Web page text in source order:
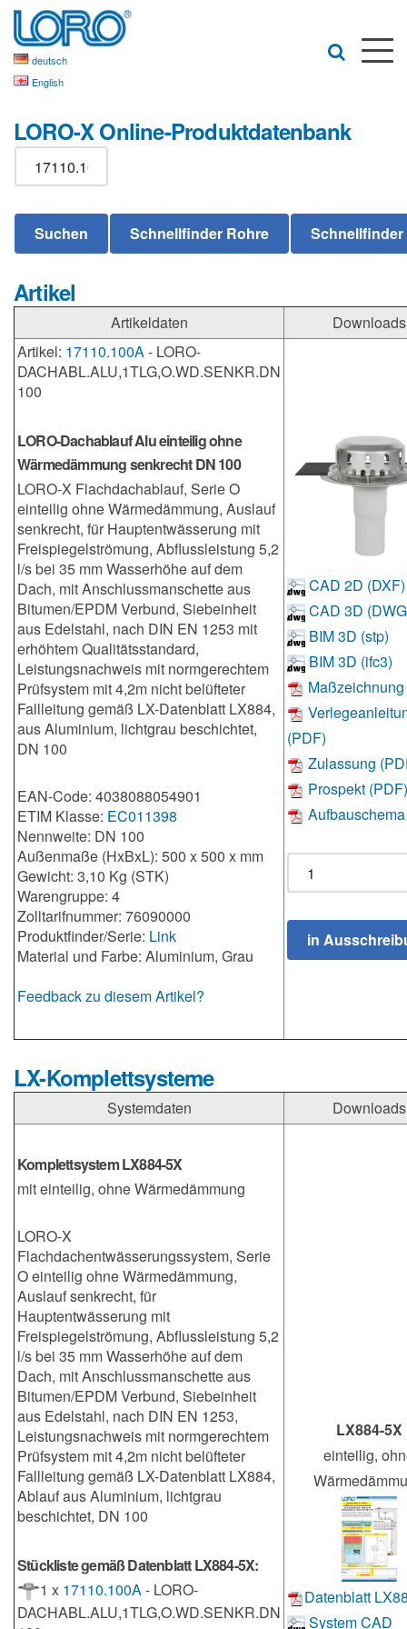
deutsch
English
LORO-X Online-Produktdatenbank
Artikel
Artikeldaten
Downloads
Artikel: 17110.100A- LORO-
DACHABL.ALU,1TLG,O.WD.SENKR.DN
100
LORO-Dachablauf Alu einteilig ohne
Wärmedämmung senkrecht DN 100
LORO-X Flachdachablauf, Serie O
einteilig ohne Wärmedämmung, Auslauf
senkrecht, für Hauptentwässerung mit
Freispiegelströmung, Abflussleistung 5,2
l/s bei 35 mm Wasserhöhe auf dem
Dach, mit Anschlussmanschette aus
Bitumen/EPDM Verbund, Siebeinheit
aus Edelstahl, nach DIN EN 1253 mit
erhöhtem Qualitätsstandard,
Leistungsnachweis mit normgerechtem
Prüfsystem mit 4,2m nicht belüfteter
Fallleitung gemäß LX-Datenblatt LX884,
aus Aluminium, lichtgrau beschichtet,
DN 100
EAN-Code: 4038088054901
ETIM Klasse: EC011398
Nennweite: DN 100
Außenmaße (HxBxL): 500 x 500 x mm
Gewicht: 3,10 Kg (STK)
Warengruppe: 4
Zolltarifnummer: 76090000
Produktfinder/Serie: Link
Material und Farbe: Aluminium, Grau
Feedback zu diesem Artikel?
CAD 2D (DXF)
CAD 3D
BIM 3D (stp)
BIM 3D (ifc3)
(PDF)
Zulassung
Prospekt (PDF)
LX-Komplettsysteme
Systemdaten Downloads
Komplettsystem LX884-5X
mit einteilig, ohne Wärmedämmung
LORO-X
Flachdachentwässerungssystem, Serie
O einteilig ohne Wärmedämmung,
Auslauf senkrecht, für
Hauptentwässerung mit
Freispiegelströmung, Abflussleistung 5,2
l/s bei 35 mm Wasserhöhe auf dem
Dach, mit Anschlussmanschette aus
Bitumen/EPDM Verbund, Siebeinheit
aus Edelstahl, nach DIN EN 1253,
Leistungsnachweis mit normgerechtem
Prüfsystem mit 4,2m nicht belüfteter
Fallleitung gemäß LX-Datenblatt LX884,
Ablauf aus Aluminium, lichtgrau
beschichtet, DN 100
Stückliste gemäß Datenblatt LX884-5X:
1 x 17110.100A- LORO-
DACHABL.ALU,1TLG,O.WD.SENKR.DN
LX884-5X
einteilig,
Datenblatt
System CAD